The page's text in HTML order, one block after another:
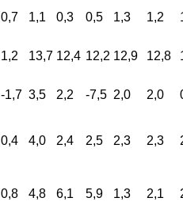
0,7 1,1 0,3 0,5 1,3 1,2
1,2 13,7 12,4 12,2 12,9 12,8
-1,7 3,5 2,2 -7,5 2,0 2,0
0,4 4,0 2,4 2,5 2,3 2,3
0,8 4,8 6,1 5,9 1,3 2,1